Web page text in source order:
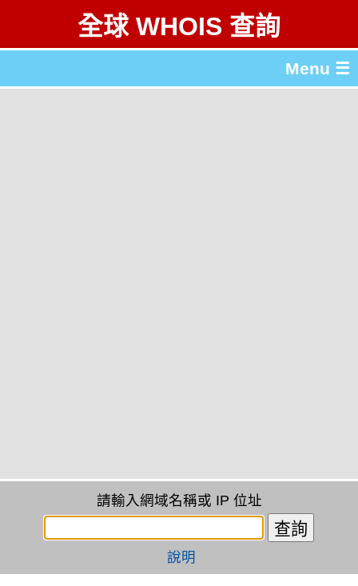
全球 WHOIS 查詢
Menu ☰
請輸入網域名稱或 IP 位址
說明